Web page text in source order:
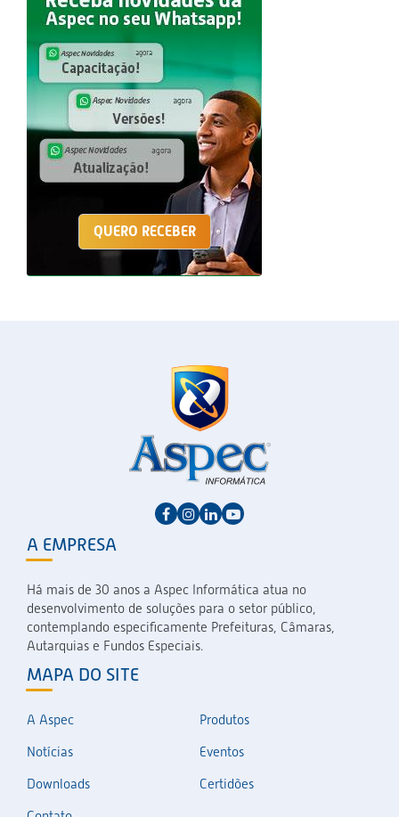
QUERO RECEBER
A EMPRESA
Há mais de 30 anos a Aspec Informática atua no
desenvolvimento de soluções para o setor público,
contemplando especificamente Prefeituras, Câmaras,
Autarquias e Fundos Especiais.
MAPA DO SITE
A Aspec
Produtos
Notícias
Eventos
Downloads
Certidões